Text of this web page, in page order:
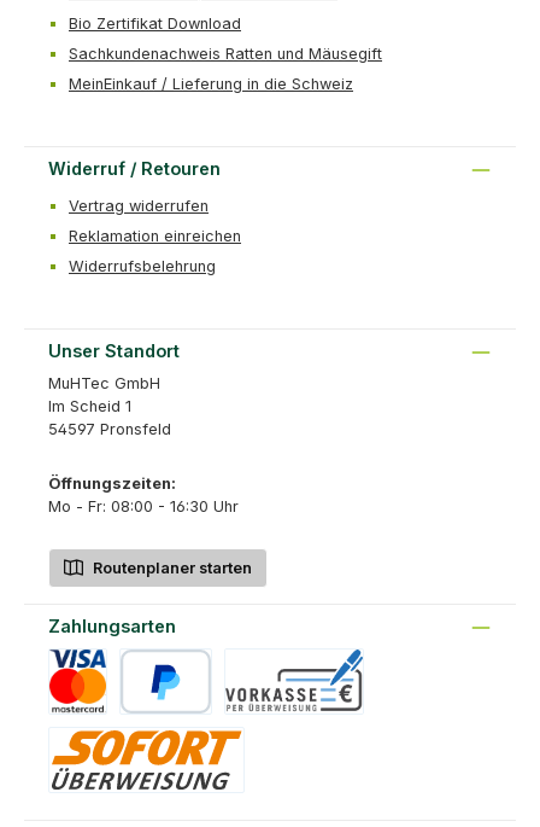
Bio Zertifikat Download
Sachkundenachweis Ratten und Mäusegift
MeinEinkauf / Lieferung in die Schweiz
Widerruf / Retouren
Vertrag widerrufen
Reklamation einreichen
Widerrufsbelehrung
Unser Standort
MuHTec GmbH
Im Scheid 1
54597 Pronsfeld
Öffnungszeiten:
Mo - Fr: 08:00 - 16:30 Uhr
Routenplaner starten
Zahlungsarten